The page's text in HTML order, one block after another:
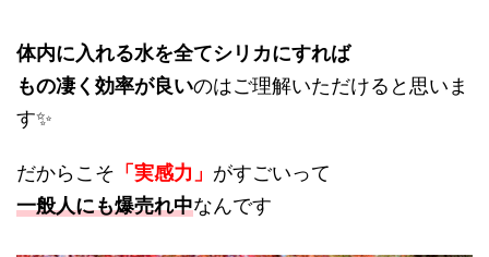
体内に入れる水を全てシリカにすれば
もの凄く効率が良いのはご理解いただけると思いま
す✨
だからこそ 「実感力」 がすごいって
一般人にも爆売れ中なんです